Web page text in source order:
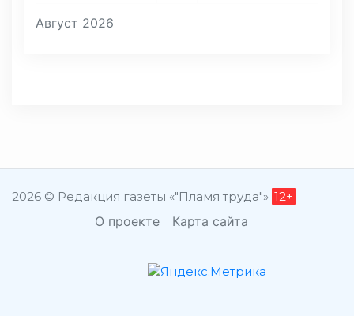
Август 2026
2026 © Редакция газеты «"Пламя труда"» 12+
О проекте Карта сайта